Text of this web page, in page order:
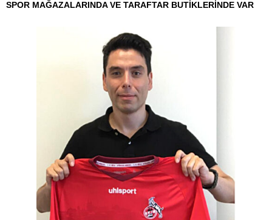
SPOR MAĞAZALARINDA VE TARAFTAR BUTİKLERİNDE VAR